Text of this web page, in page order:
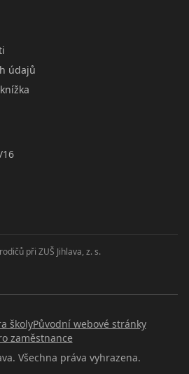
údajů
16
při ZUŠ Jihlava, z. s.
školyPůvodní webové stránky
zaměstnance
Všechna práva vyhrazena.